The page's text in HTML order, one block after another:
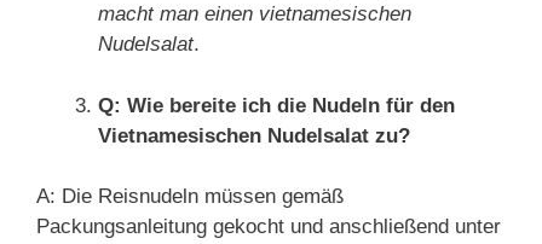
macht man einen vietnamesischen
Nudelsalat.
Q: Wie bereite ich die Nudeln für den
Vietnamesischen Nudelsalat zu?
A: Die Reisnudeln müssen gemäß
Packungsanleitung gekocht und anschließend unter